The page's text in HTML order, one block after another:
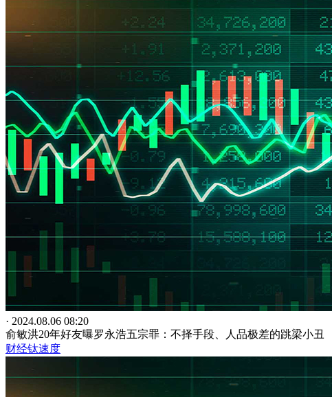
· 2024.08.06 08:20
俞敏洪20年好友曝罗永浩五宗罪：不择手段、人品极差的跳梁小丑
财经钛速度